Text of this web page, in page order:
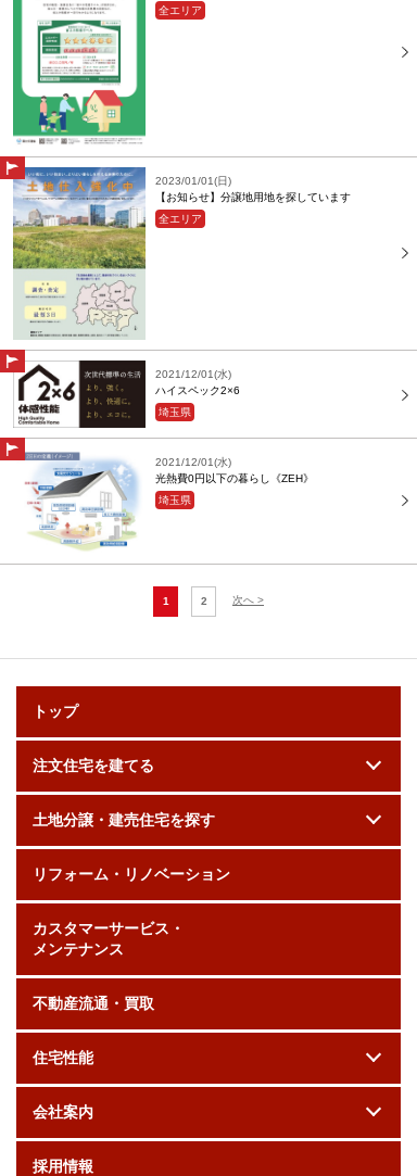
全エリア
2023/01/01(日)
【お知らせ】分譲地用地を探しています
全エリア
2021/12/01(水)
ハイスペック2×6
埼玉県
2021/12/01(水)
光熱費0円以下の暮らし《ZEH》
埼玉県
1 2 次へ >
トップ
注文住宅を建てる
土地分譲・建売住宅を探す
リフォーム・リノベーション
カスタマーサービス・
メンテナンス
不動産流通・買取
住宅性能
会社案内
採用情報